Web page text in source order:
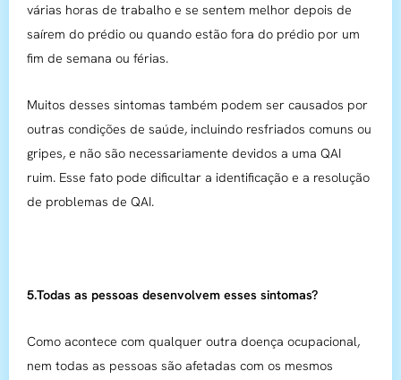
várias horas de trabalho e se sentem melhor depois de
saírem do prédio ou quando estão fora do prédio por um
fim de semana ou férias.
Muitos desses sintomas também podem ser causados ​​por
outras condições de saúde, incluindo resfriados comuns ou
gripes, e não são necessariamente devidos a uma QAI
ruim. Esse fato pode dificultar a identificação e a resolução
de problemas de QAI.
5.Todas as pessoas desenvolvem esses sintomas?
Como acontece com qualquer outra doença ocupacional,
nem todas as pessoas são afetadas com os mesmos